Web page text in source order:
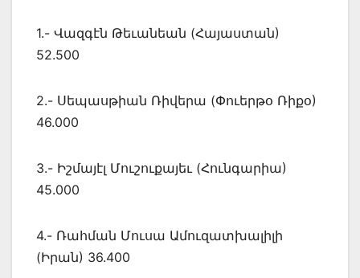
1.- Վազգէն Թեւանեան (Հայաստան)
52.500
2.- Սեպասթիան Ռիվերա (Փուերթօ Ռիքօ)
46.000
3.- Իշմայէլ Մուշուքայեւ (Հունգարիա)
45.000
4.- Ռահման Մուսա Ամուզատխալիլի
(Իրան) 36.400